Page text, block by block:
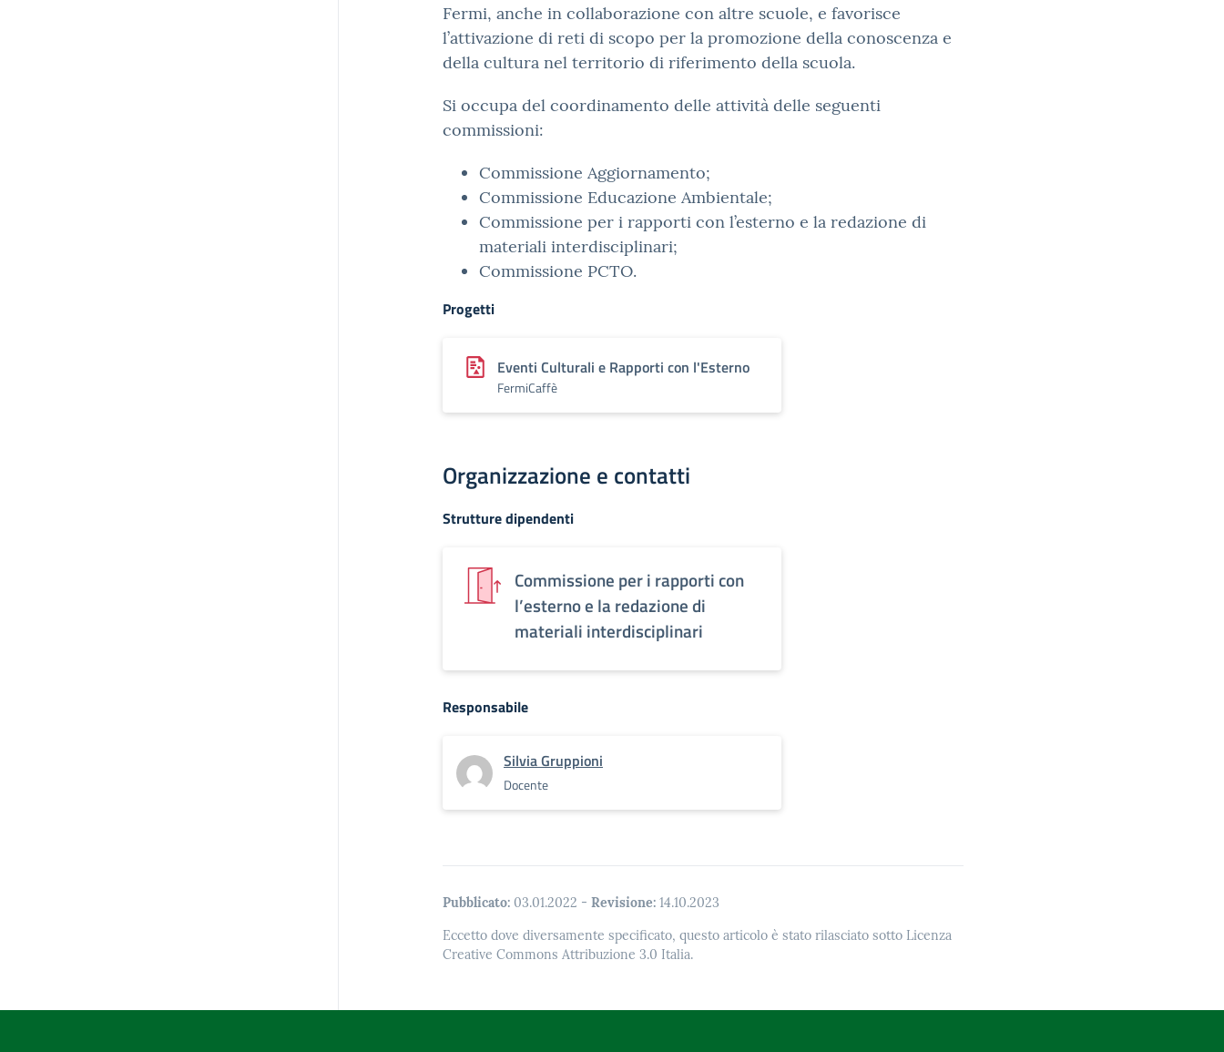
Fermi, anche in collaborazione con altre scuole, e favorisce
l’attivazione di reti di scopo per la promozione della conoscenza e
della cultura nel territorio di riferimento della scuola.
Si occupa del coordinamento delle attività delle seguenti
commissioni:
Commissione Aggiornamento;
Commissione Educazione Ambientale;
Commissione per i rapporti con l’esterno e la redazione di
materiali interdisciplinari;
Commissione PCTO.
Progetti
Eventi Culturali e Rapporti con l'Esterno
FermiCaffè
Organizzazione e contatti
Strutture dipendenti
Commissione per i rapporti con
l’esterno e la redazione di
materiali interdisciplinari
Responsabile
Silvia Gruppioni
Docente
Pubblicato: 03.01.2022 - Revisione: 14.10.2023
Eccetto dove diversamente specificato, questo articolo è stato rilasciato sotto Licenza
Creative Commons Attribuzione 3.0 Italia.